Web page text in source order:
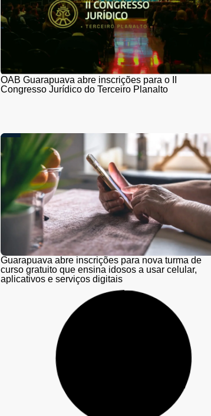
OAB Guarapuava abre inscrições para o II
Congresso Jurídico do Terceiro Planalto
Guarapuava abre inscrições para nova turma de
curso gratuito que ensina idosos a usar celular,
aplicativos e serviços digitais
Obras na Serra da Esperança seguem nesta quarta
(5) e quinta-feira (6) sem interdições; Pare e Siga
retorna na sexta (7)
Seguem abertas as inscrições para o curso gratuito
de Impressão 3D da Secretaria de Inovação, em